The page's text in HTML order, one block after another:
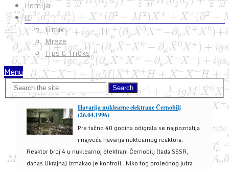
Hemija
IT
Linux
Mreze
Tips & Tricks
Menu
Havarija nuklearne elektrane Černobilj
(26.04.1996)
Pre tačno 40 godina odigrala se najpoznatija
i najveća havarija nuklearnog reaktora.
Reaktor broj 4 u nuklearnoj elektrani Černobilj (tada SSSR,
danas Ukrajna) izmakao je kontroli...Niko tog prolećnog jutra